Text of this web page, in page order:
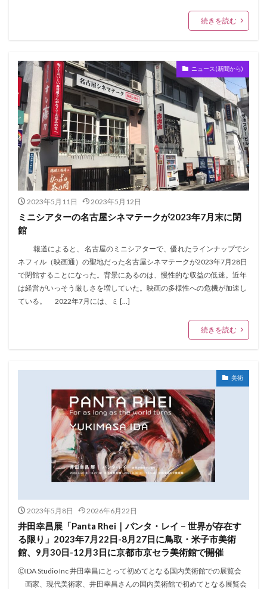
続きを読む
ニュース(新聞から)
2023年5月11日 2023年5月12日
ミニシアターの名古屋シネマテークが2023年7月末に閉
館
報道によると、 名古屋のミニシアターで、優れたラインナップでシ
ネフィル（映画通）の聖地だった名古屋シネマテークが2023年7月28日
で閉館することになった。背景にあるのは、慢性的な収益の低迷。近年
は経営がいっそう厳しさを増していた。映画の多様性への危機が加速し
ている。 2022年7月には、ミ […]
続きを読む
美術
2023年5月8日 2026年6月22日
井田幸昌展「Panta Rhei｜パンタ・レイ − 世界が存在す
る限り」2023年7月22日-8月27日に鳥取・米子市美術
館、9月30日-12月3日に京都市京セラ美術館で開催
ⒸIDA Studio Inc 井田幸昌にとって初めてとなる国内美術館での展覧会
画家、現代美術家、井田幸昌さんの国内美術館で初めてとなる展覧会